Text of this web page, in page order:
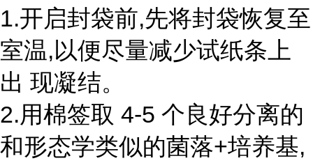
1.开启封袋前,先将封袋恢复至
室温,以便尽量减少试纸条上
出 现凝结。
2.用棉签取 4-5 个良好分离的
和形态学类似的菌落+培养基,